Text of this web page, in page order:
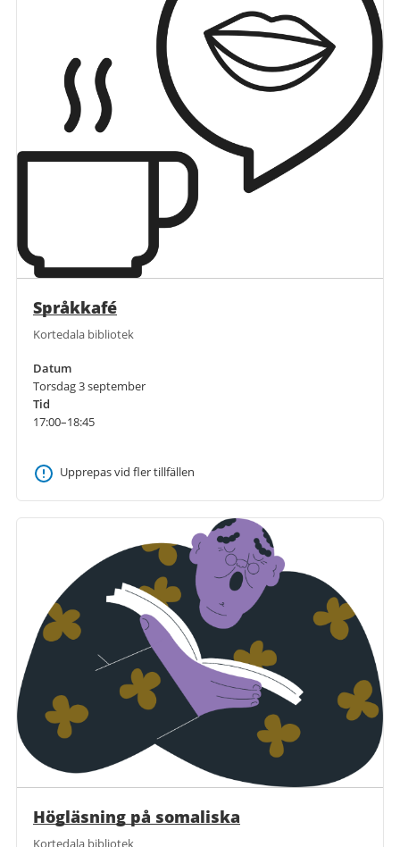
Språkkafé
Kortedala bibliotek
Datum
Torsdag 3 september
Tid
17:00–18:45
Upprepas vid fler tillfällen
Högläsning på somaliska
Kortedala bibliotek